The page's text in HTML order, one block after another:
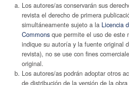
Los autores/as conservarán sus
revista el derecho de primera
simultáneamente sujeto a la Licencia
Commonsque permite el uso de este
indique su autoría y la fuente original
revista), no se use con fines
original.
Los autores/as podrán adoptar otros
de distribución de la versión de la